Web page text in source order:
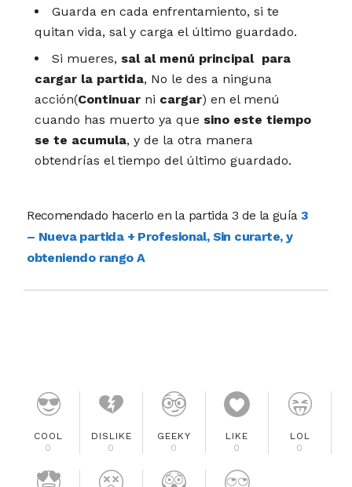
Guarda en cada enfrentamiento, si te
quitan vida, sal y carga el último guardado.
Si mueres, sal al menú principal para
cargar la partida, No le des a ninguna
acción(Continuar ni cargar) en el menú
cuando has muerto ya que sino este tiempo
se te acumula, y de la otra manera
obtendrías el tiempo del último guardado.
Recomendado hacerlo en la partida 3 de la guía3
– Nueva partida + Profesional, Sin curarte, y
obteniendo rango A
COOL
0
DISLIKE
0
GEEKY
0
LIKE
0
LOL
0